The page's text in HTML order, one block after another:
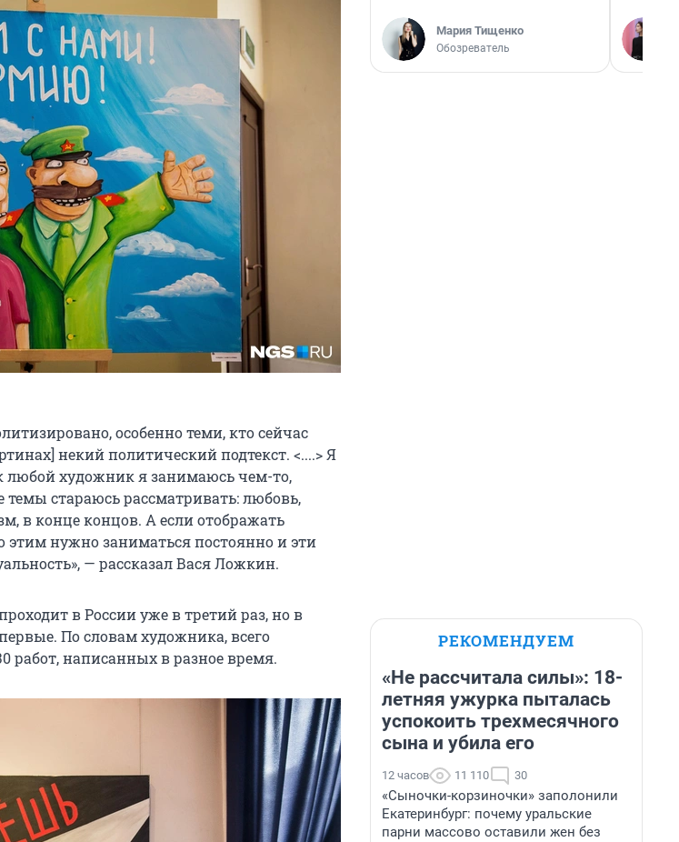
особенно теми, кто сейчас
некий политический подтекст. <....> Я
любой художник я занимаюсь чем-то,
стараюсь рассматривать: любовь,
в конце концов. А если отображать
этим нужно заниматься постоянно и эти
— рассказал Вася Ложкин.
в России уже в третий раз, но в
По словам художника, всего
работ, написанных в разное время.
Мария Тищенко
Обозреватель
РЕКОМЕНДУЕМ
«Не рассчитала силы»: 18-
летняя ужурка пыталась
успокоить трехмесячного
сына и убила его
12 часов 11 110 30
«Сыночки-корзиночки» заполонили
Екатеринбург: почему уральские
парни массово оставили жен без